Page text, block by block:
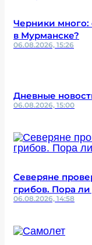
Черники много:
в Мурманске?
06.08.2026, 15:26
Дневные
06.08.2026, 15:00
Северяне
грибов. Пора
06.08.2026, 14:58